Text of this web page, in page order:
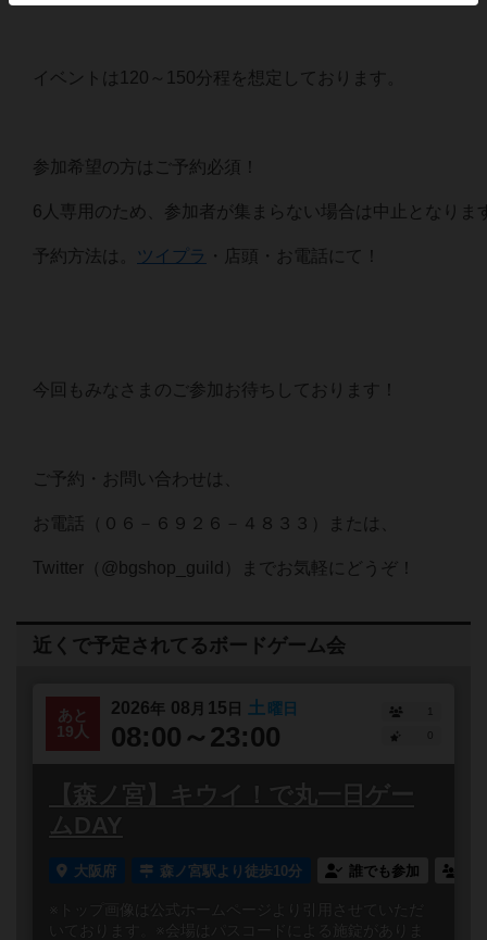
イベントは120～150分程を想定しております。
参加希望の方はご予約必須！
6人専用のため、参加者が集まらない場合は中止となりま
予約方法は。 ツイプラ ・店頭・お電話にて！
今回もみなさまのご参加お待ちしております！
ご予約・お問い合わせは、
お電話（０６－６９２６－４８３３）または、
Twitter（@bgshop_guild）までお気軽にどうぞ！
近くで予定されてるボードゲーム会
あと
19人
2026年 08 月 15 日 土 曜日
08:00～23:00
1
【森ノ宮】キウイ！で丸一日ゲー
ムDAY
大阪府 森ノ宮駅より徒歩10分 誰でも参加
※トップ画像は公式ホームページより引用させていただ
いております。※会場はパスコードによる施錠がありま